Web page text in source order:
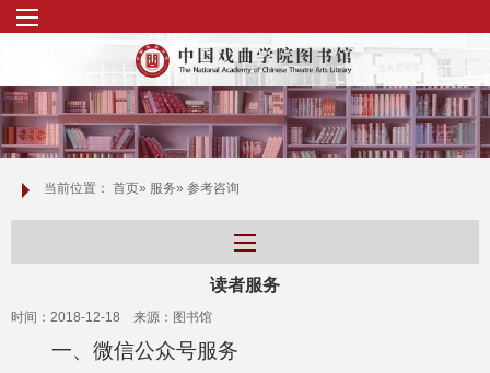
当前位置： 首页» 服务» 参考咨询
读者服务
时间：2018-12-18 来源：图书馆
一、微信公众号服务